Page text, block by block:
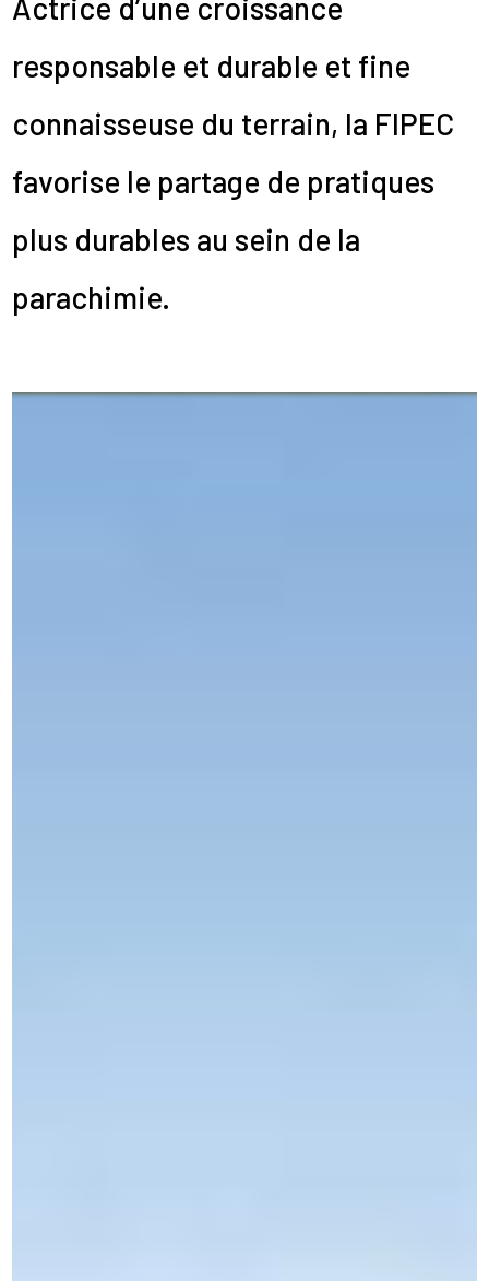
Actrice d’une croissance
responsable et durable et fine
connaisseuse du terrain, la FIPEC
favorise le partage de pratiques
plus durables au sein de la
parachimie.